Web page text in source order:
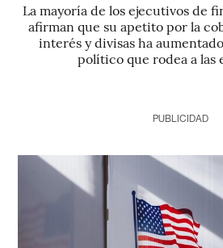
La mayoría de los ejecutivos de
afirman que su apetito por la
interés y divisas ha
político que rodea a las
PUBLICIDAD